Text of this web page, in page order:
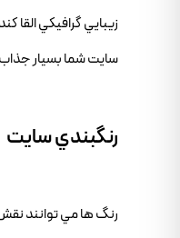
زيبايي گرافيکي القا
سايت شما بسيار
رنگبندي سايت
رنگ ها مي توانند